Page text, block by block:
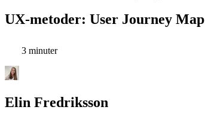
UX-metoder: User Journey Map
3 minuter
Elin Fredriksson